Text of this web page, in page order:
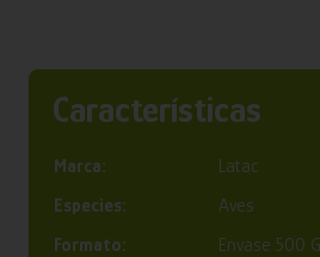
Características
Marca:
Latac
Especies:
Aves
Formato:
Envase 500